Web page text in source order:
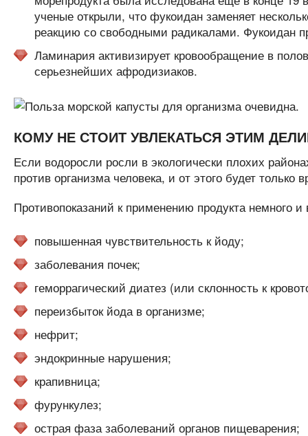
ученые открыли, что фукоидан заменяет
реакцию со свободными радикалами. Фукоидан
Ламинария активизирует кровообращение в
серьезнейших афродизиаков.
КОМУ НЕ СТОИТ УВЛЕКАТЬСЯ ЭТИМ
Если водоросли росли в экологически плохих
против организма человека, и от этого будет только
Противопоказаний к применению продукта немного
повышенная чувствительность к йоду;
заболевания почек;
геморрагический диатез (или склонность к
переизбыток йода в организме;
нефрит;
эндокринные нарушения;
крапивница;
фурункулез;
острая фаза заболеваний органов пищеварения;